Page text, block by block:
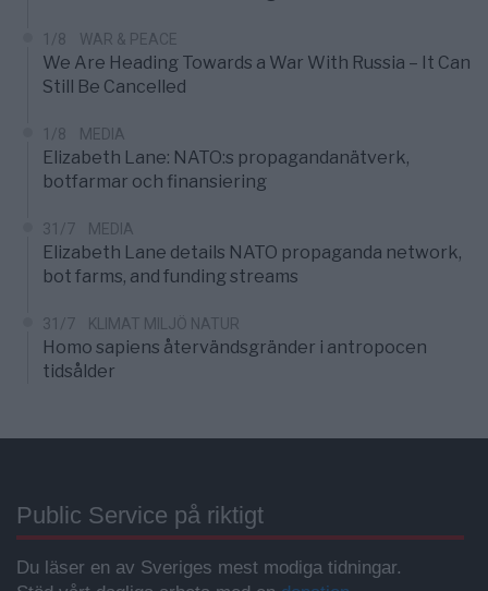
1/8 WAR & PEACE
We Are Heading Towards a War With Russia – It Can
Still Be Cancelled
1/8 MEDIA
Elizabeth Lane: NATO:s propagandanätverk,
botfarmar och finansiering
31/7 MEDIA
Elizabeth Lane details NATO propaganda network,
bot farms, and funding streams
31/7 KLIMAT MILJÖ NATUR
Homo sapiens återvändsgränder i antropocen
tidsålder
Public Service på riktigt
Du läser en av Sveriges mest modiga tidningar.